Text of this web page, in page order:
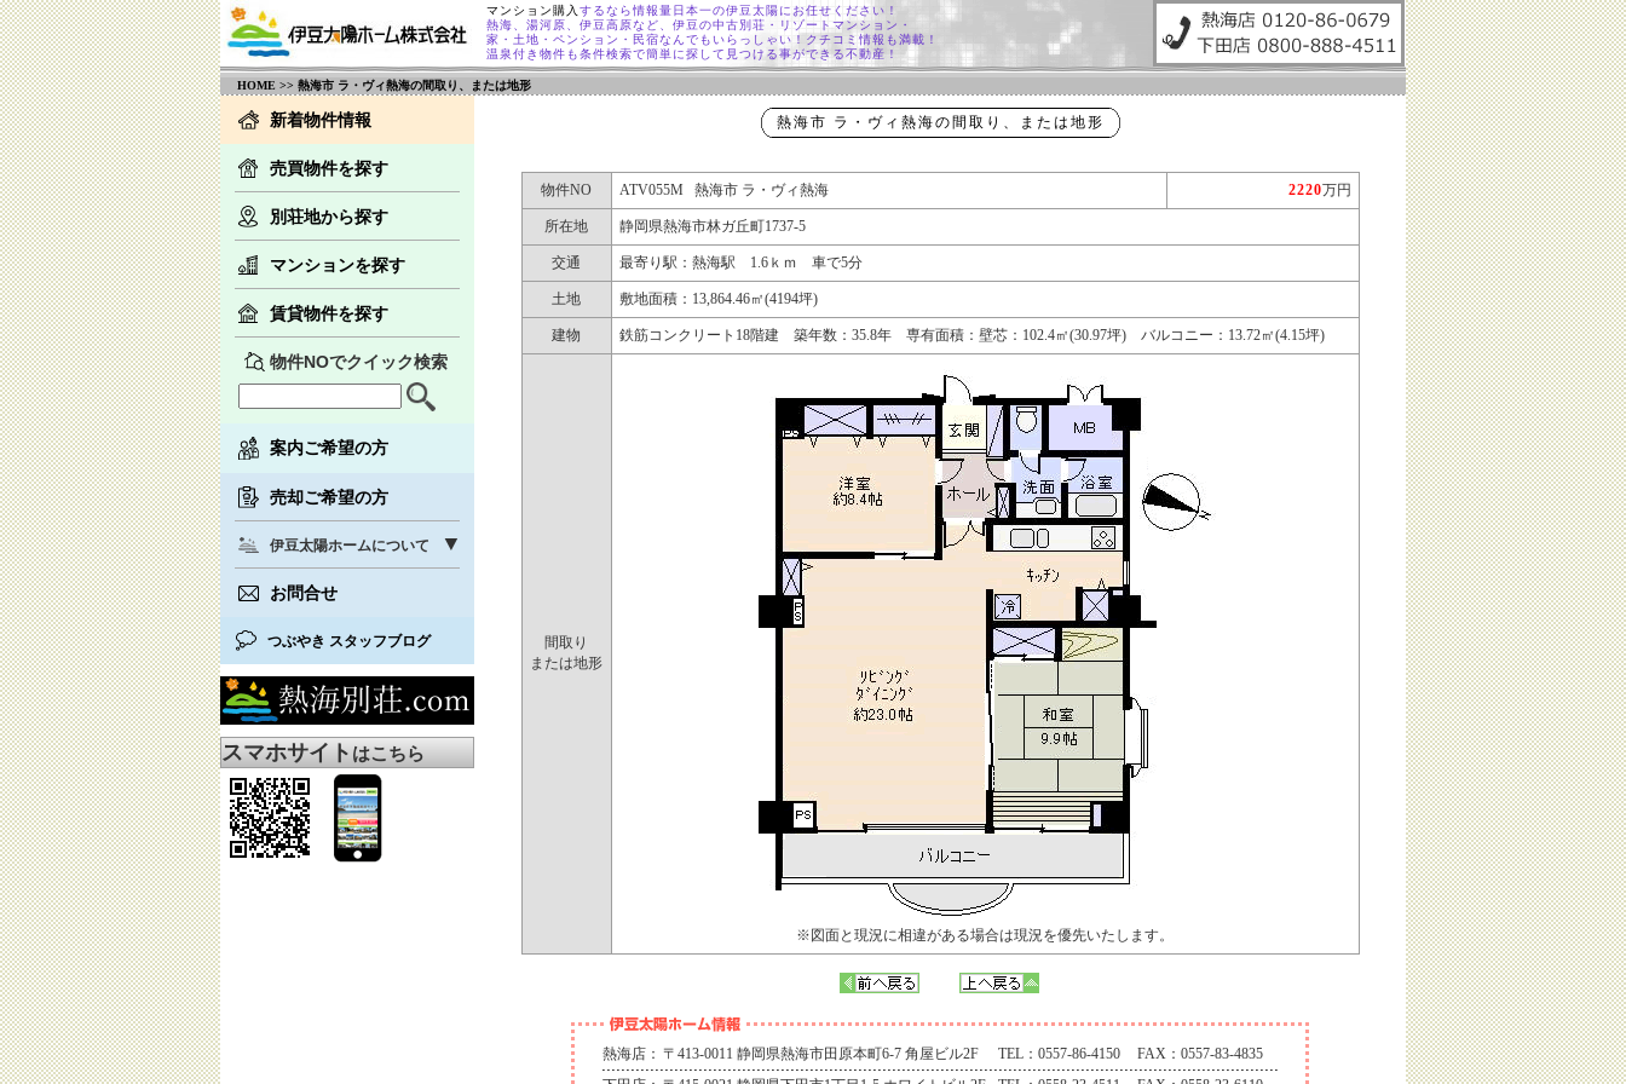
マンション購入 するなら情報量日本一の伊豆太陽にお任せください！
熱海、湯河原、伊豆高原など、伊豆の中古別荘・リゾートマンション・
家・土地・ペンション・民宿なんでもいらっしゃい！クチコミ情報も満載！
温泉付き物件も条件検索で簡単に探して見つける事ができる不動産！
HOME >> 熱海市 ラ・ヴィ熱海の間取り、または地形
新着物件情報
売買物件を探す
別荘地から探す
マンションを探す
賃貸物件を探す
物件NOでクイック検索
案内ご希望の方
売却ご希望の方
伊豆太陽ホームについて
お問合せ
つぶやき スタッフブログ
スマホサイトはこちら
熱海市 ラ・ヴィ熱海の間取り、または地形
物件NO ATV055M 熱海市 ラ・ヴィ熱海 2220万円
所在地 静岡県熱海市林ガ丘町1737-5
交通 最寄り駅：熱海駅 1.6ｋｍ 車で5分
土地 敷地面積：13,864.46㎡(4194坪)
建物 鉄筋コンクリート18階建 築年数：35.8年 専有面積：壁芯：102.4㎡(30.97坪) バルコニー：13.72㎡(4.15坪)
間取り
または地形
※図面と現況に相違がある場合は現況を優先いたします。
熱海店： 〒413-0011 静岡県熱海市田原本町6-7 角屋ビル2F TEL：0557-86-4150
FAX：0557-83-4835